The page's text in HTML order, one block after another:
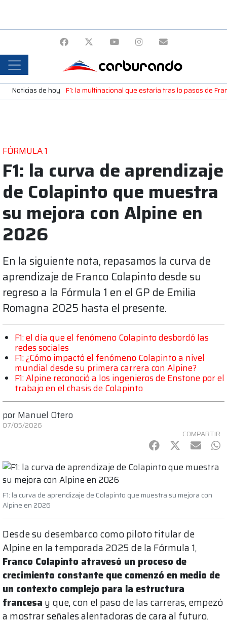
Noticias de hoy F1: la multinacional que estaría tras lo pasos de
FÓRMULA 1
F1: la curva de aprendizaje
de Colapinto que muestra
su mejora con Alpine en
2026
En la siguiente nota, repasamos la curva de
aprendizaje de Franco Colapinto desde su
regreso a la Fórmula 1 en el GP de Emilia
Romagna 2025 hasta el presente.
F1: el día que el fenómeno Colapinto desbordó las
redes sociales
F1: ¿Cómo impactó el fenómeno Colapinto a nivel
mundial desde su primera carrera con Alpine?
F1: Alpine reconoció a los ingenieros de Enstone por el
trabajo en el chasis de Colapinto
por Manuel Otero
07/05/2026
COMPARTIR
Facebook
Twitter
mail
F1: la curva de aprendizaje de Colapinto que muestra su mejora con
Alpine en 2026
Desde su desembarco como piloto titular de
Alpine en la temporada 2025 de la Fórmula 1,
Franco Colapinto atravesó un proceso de
crecimiento constante que comenzó en medio de
un contexto complejo para la estructura
francesa y que, con el paso de las carreras, empezó
a mostrar señales alentadoras de cara al futuro.